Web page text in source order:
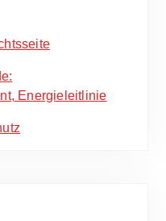
Energieleitlinie